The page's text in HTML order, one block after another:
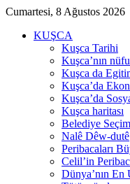
Cumartesi, 8 Ağustos 2026
KUŞCA
Kuşca Tarihi
Kuşca’nın
Kuşca da
Kuşca’da
Kuşca’da
Kuşca haritası
Belediye
Nalê Dêw-dutê
Peribacaları
Celil’in
Dünya’nın En